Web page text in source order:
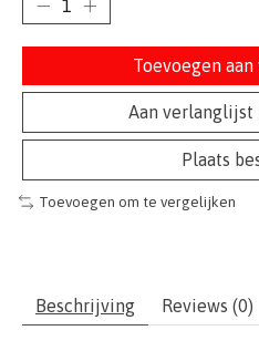
Toevoegen
Aan verlanglijst
Plaats
Toevoegen om te vergelijken
Beschrijving Reviews (0)